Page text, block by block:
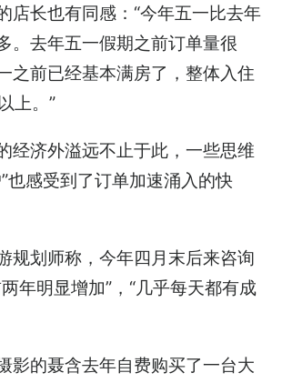
店长也有同感：“今年五一比去年
。去年五一假期之前订单量很
之前已经基本满房了，整体入住
上。”
经济外溢远不止于此，一些思维
也感受到了订单加速涌入的快
规划师称，今年四月末后来咨询
年明显增加”，“几乎每天都有成
影的聂含去年自费购买了一台大